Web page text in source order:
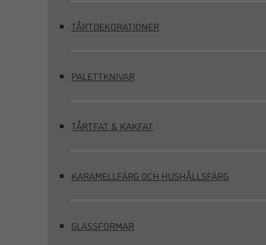
TÅRTDEKORATIONER
PALETTKNIVAR
TÅRTFAT & KAKFAT
KARAMELLFÄRG OCH HUSHÅLLSFÄRG
GLASSFORMAR